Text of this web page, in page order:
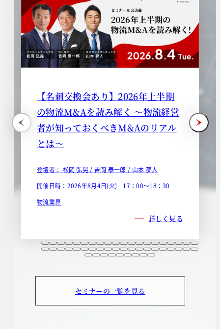
【名刺交換会あり】2026年上半期
の物流M&Aを読み解く ～物流経営
者が知っておくべきM&Aのリアル
とは～
登壇者： 松岡 弘晃 / 𠮷岡 泰一郎 / 山本 夢人
開催日時：2026年8月4日(火) 17：00～18：30
物流業界
詳しく見る
セミナーの一覧を見る